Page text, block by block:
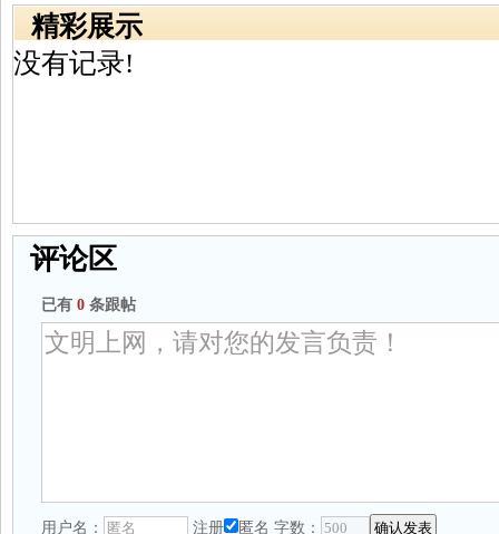
精彩展示
没有记录!
评论区
已有 0 条跟帖
用户名： 注册 匿名 字数：